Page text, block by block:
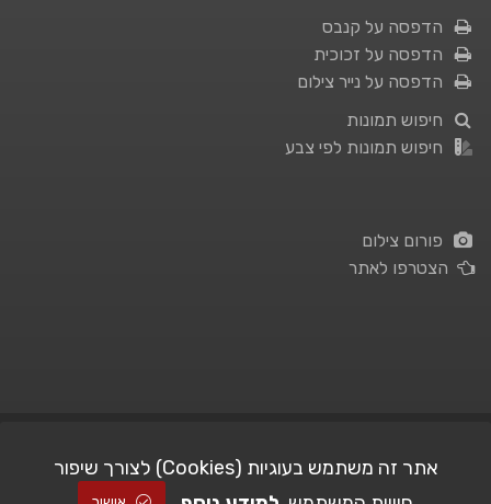
הדפסה על קנבס
הדפסה על זכוכית
הדפסה על נייר צילום
חיפוש תמונות
חיפוש תמונות לפי צבע
פורום צילום
הצטרפו לאתר
© All Rights Reserved | STUDIO101| Picshare.co.il - כל הזכויות שמורות
אתר זה משתמש בעוגיות (Cookies) לצורך שיפור